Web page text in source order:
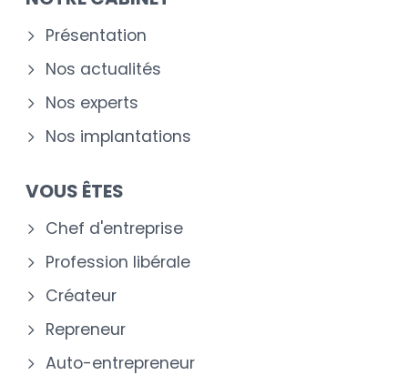
Présentation
Nos actualités
Nos experts
Nos implantations
VOUS ÊTES
Chef d'entreprise
Profession libérale
Créateur
Repreneur
Auto-entrepreneur